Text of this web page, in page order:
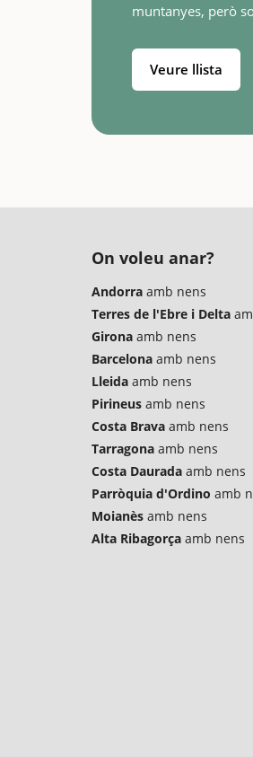
muntanyes, però
Veure llista
On voleu anar?
Andorra amb nens
Terres de l'Ebre i Delta
Girona amb nens
Barcelona amb nens
Lleida amb nens
Pirineus amb nens
Costa Brava amb nens
Tarragona amb nens
Costa Daurada amb nens
Parròquia d'Ordino amb
Moianès amb nens
Alta Ribagorça amb nens